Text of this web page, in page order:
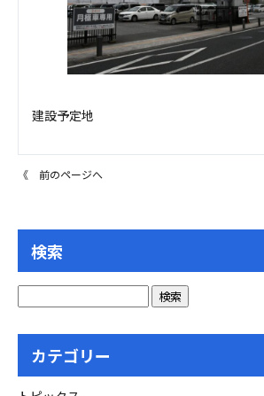
建設予定地
《 前のページへ
検索
カテゴリー